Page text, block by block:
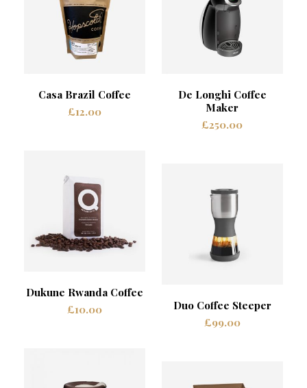
Casa Brazil Coffee
£12.00
De Longhi Coffee
Maker
£250.00
Dukune Rwanda Coffee
£10.00
Duo Coffee Steeper
£99.00